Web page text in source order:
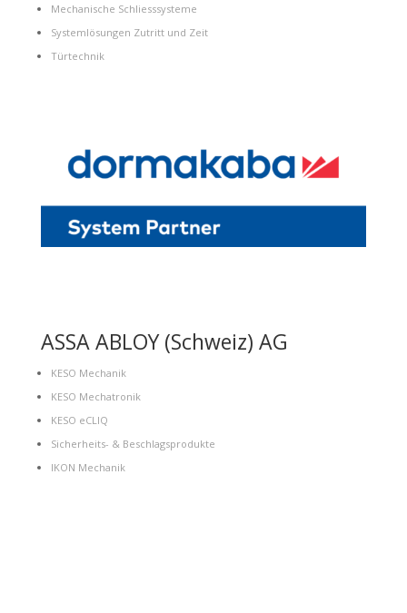
Mechanische Schliesssysteme
Systemlösungen Zutritt und Zeit
Türtechnik
ASSA ABLOY (Schweiz) AG
KESO Mechanik
KESO Mechatronik
KESO eCLIQ
Sicherheits- & Beschlagsprodukte
IKON Mechanik